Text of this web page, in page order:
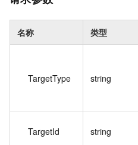
名称 类型
TargetType string
TargetId string